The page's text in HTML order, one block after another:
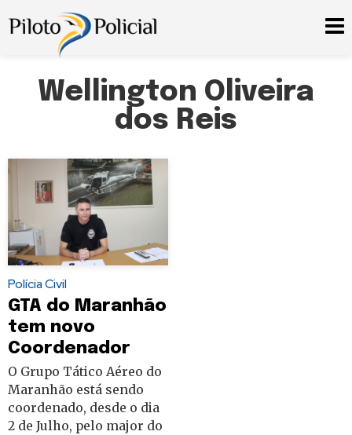
Wellington Oliveira
dos Reis
Polícia Civil
GTA do Maranhão
tem novo
Coordenador
O Grupo Tático Aéreo do
Maranhão está sendo
coordenado, desde o dia
2 de Julho, pelo major do